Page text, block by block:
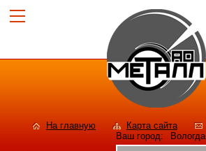
На главную Карта сайта
Ваш город:
Вологда